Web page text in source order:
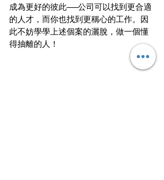
成為更好的彼此──公司可以找到更合適
的人才，而你也找到更稱心的工作。因
此不妨學學上述個案的灑脫，做一個懂
得抽離的人！